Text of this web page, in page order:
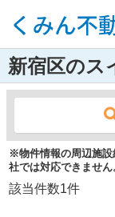
新宿区のス
※物件情報の周辺施設
社では対応できません
該当件数1件